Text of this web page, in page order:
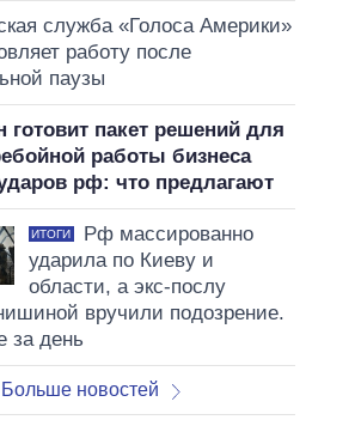
служба «Голоса Америки»
работу после
паузы
готовит пакет решений для
работы бизнеса
рф: что предлагают
ИТОГИ
Рф массированно
ударила по Киеву и
области, а экс-послу
вручили подозрение.
за день
Больше новостей